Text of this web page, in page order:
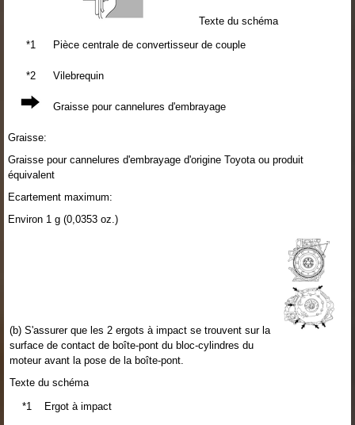
Texte du schéma
*1
Pièce centrale de convertisseur de couple
*2 Vilebrequin
Graisse pour cannelures d'embrayage
Graisse:
Graisse pour cannelures d'embrayage d'origine Toyota ou produit
équivalent
Ecartement maximum:
Environ 1 g (0,0353 oz.)
(b) S'assurer que les 2 ergots à impact se trouvent sur la
surface de contact de boîte-pont du bloc-cylindres du
moteur avant la pose de la boîte-pont.
Texte du schéma
*1
Ergot à impact